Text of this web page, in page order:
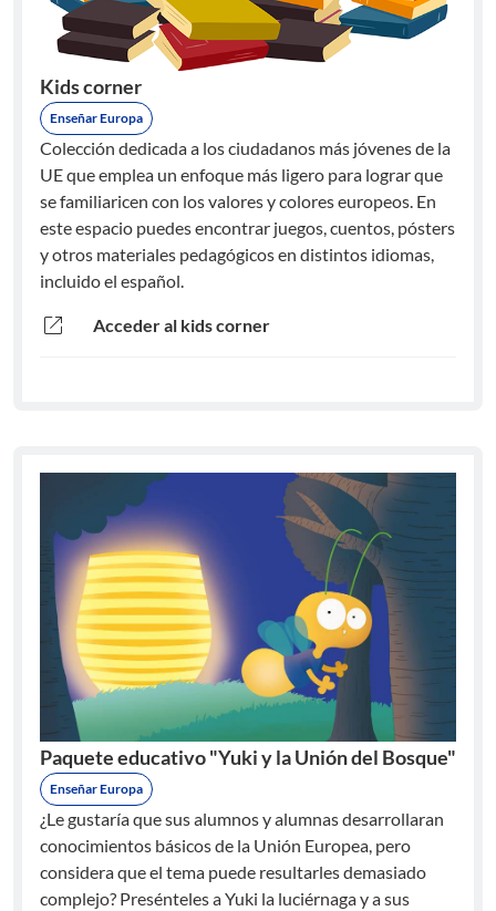
Kids corner
Enseñar Europa
Colección dedicada a los ciudadanos más jóvenes de la
UE que emplea un enfoque más ligero para lograr que
se familiaricen con los valores y colores europeos. En
este espacio puedes encontrar juegos, cuentos, pósters
y otros materiales pedagógicos en distintos idiomas,
incluido el español.
open_in_new Acceder al kids corner
Paquete educativo "Yuki y la Unión del Bosque"
Enseñar Europa
¿Le gustaría que sus alumnos y alumnas desarrollaran
conocimientos básicos de la Unión Europea, pero
considera que el tema puede resultarles demasiado
complejo? Presénteles a Yuki la luciérnaga y a sus